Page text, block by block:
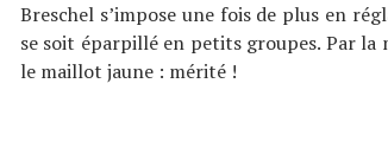
Breschel s’impose une fois de plus en
se soit éparpillé en petits groupes. Par la
le maillot jaune : mérité !